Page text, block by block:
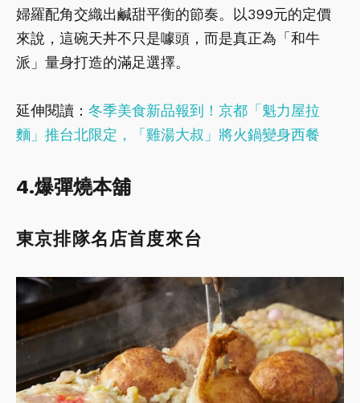
婦羅配角交織出鹹甜平衡的節奏。以399元的定價
來說，這碗天丼不只是噱頭，而是真正為「和牛
派」量身打造的滿足選擇。
延伸閱讀： 冬季美食新品報到！京都「魁力屋拉
麵」推台北限定，「雞湯大叔」將火鍋變身西餐
4.爆彈燒本舖
東京排隊名店首度來台